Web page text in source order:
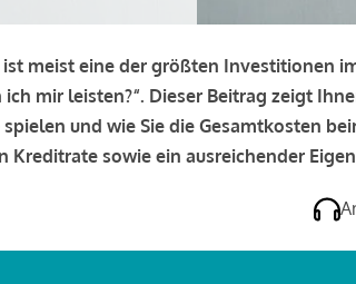
meist eine der größten Investitionen
ich mir leisten?“. Dieser Beitrag zeigt
und wie Sie die Gesamtkosten
Kreditrate sowie ein ausreichender